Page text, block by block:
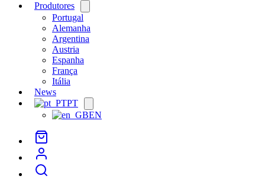
Produtores
menu
Portugal
Alemanha
Argentina
Austria
Espanha
França
Itália
News
PT
menu
EN